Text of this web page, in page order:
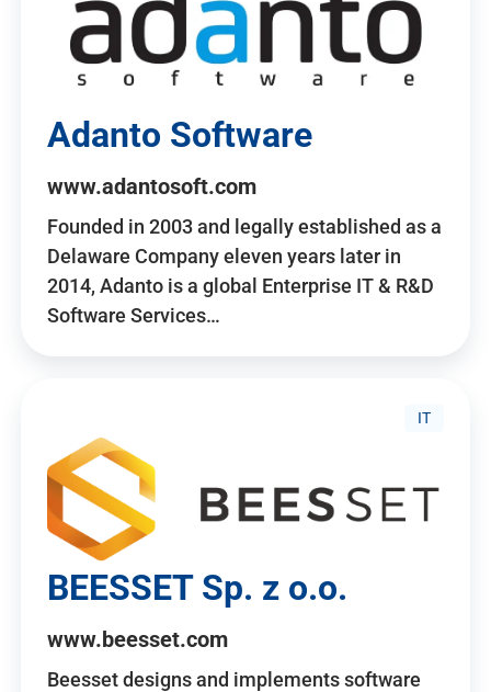
Adanto Software
www.adantosoft.com
Founded in 2003 and legally established as a
Delaware Company eleven years later in
2014, Adanto is a global Enterprise IT & R&D
Software Services…
IT
BEESSET Sp. z o.o.
www.beesset.com
Beesset designs and implements software